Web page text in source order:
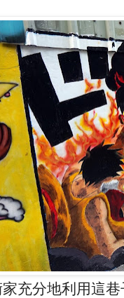
充分地利用這